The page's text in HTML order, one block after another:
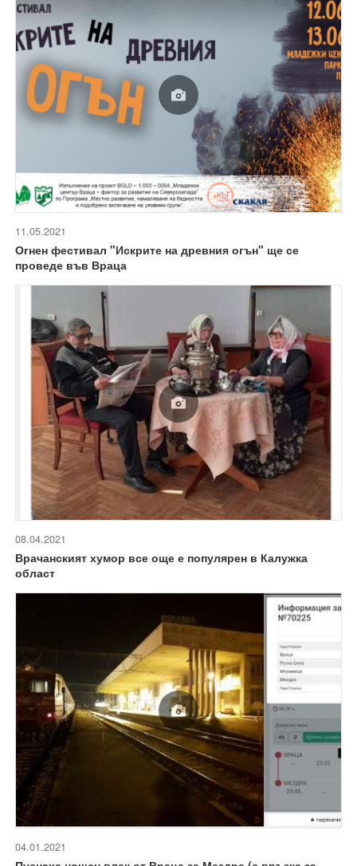
11.05.2021
Огнен фестивал "Искрите на древния огън" ще се
проведе във Враца
08.04.2021
Врачанският хумор все още е популярен в Калужка
област
04.01.2021